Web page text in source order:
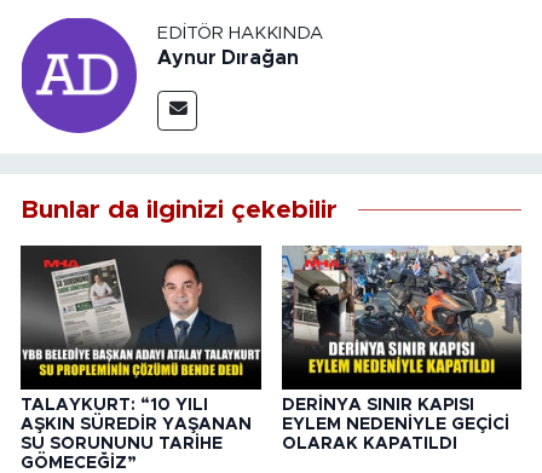
EDITÖR HAKKINDA
Aynur Dırağan
Bunlar da ilginizi çekebilir
TALAYKURT: “10 YILI
AŞKIN SÜREDİR YAŞANAN
SU SORUNUNU TARİHE
GÖMECEĞİZ”
DERİNYA SINIR KAPISI
EYLEM NEDENİYLE GEÇİCİ
OLARAK KAPATILDI